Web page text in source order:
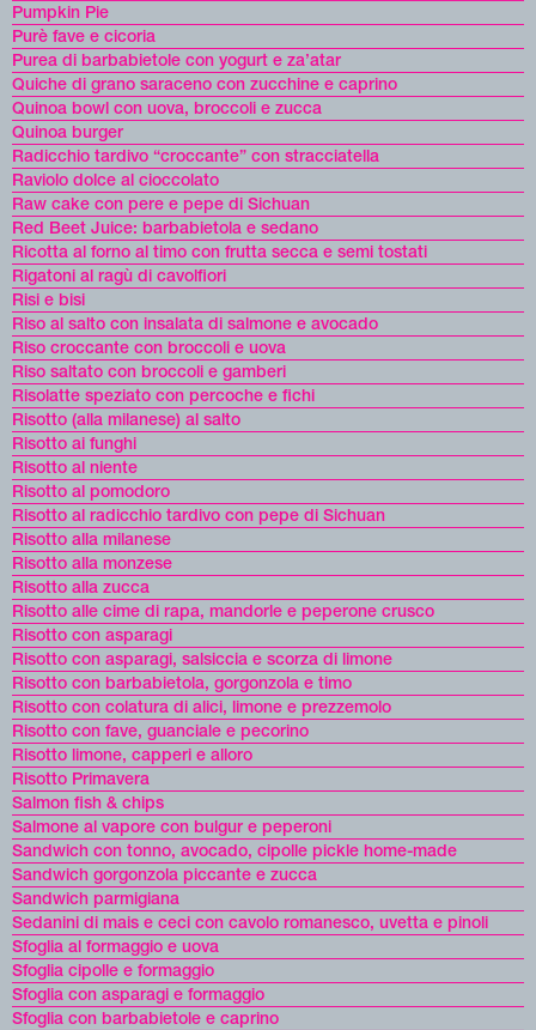
Pumpkin Pie
Purè fave e cicoria
Purea di barbabietole con yogurt e za’atar
Quiche di grano saraceno con zucchine e caprino
Quinoa bowl con uova, broccoli e zucca
Quinoa burger
Radicchio tardivo “croccante” con stracciatella
Raviolo dolce al cioccolato
Raw cake con pere e pepe di Sichuan
Red Beet Juice: barbabietola e sedano
Ricotta al forno al timo con frutta secca e semi tostati
Rigatoni al ragù di cavolfiori
Risi e bisi
Riso al salto con insalata di salmone e avocado
Riso croccante con broccoli e uova
Riso saltato con broccoli e gamberi
Risolatte speziato con percoche e fichi
Risotto (alla milanese) al salto
Risotto ai funghi
Risotto al niente
Risotto al pomodoro
Risotto al radicchio tardivo con pepe di Sichuan
Risotto alla milanese
Risotto alla monzese
Risotto alla zucca
Risotto alle cime di rapa, mandorle e peperone crusco
Risotto con asparagi
Risotto con asparagi, salsiccia e scorza di limone
Risotto con barbabietola, gorgonzola e timo
Risotto con colatura di alici, limone e prezzemolo
Risotto con fave, guanciale e pecorino
Risotto limone, capperi e alloro
Risotto Primavera
Salmon fish & chips
Salmone al vapore con bulgur e peperoni
Sandwich con tonno, avocado, cipolle pickle home-made
Sandwich gorgonzola piccante e zucca
Sandwich parmigiana
Sedanini di mais e ceci con cavolo romanesco, uvetta e pinoli
Sfoglia al formaggio e uova
Sfoglia cipolle e formaggio
Sfoglia con asparagi e formaggio
Sfoglia con barbabietole e caprino